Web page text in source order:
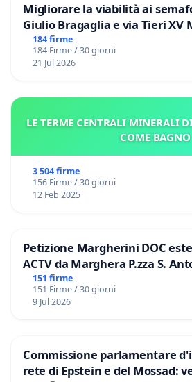
Migliorare la viabilità ai
Giulio Bragaglia e via Tieri XV
ROMA
184 firme
184 Firme / 30 giorni
21 Jul 2026
LE TERME CENTRALI MINERALI
COME BAGNO
3 504 firme
156 Firme / 30 giorni
12 Feb 2025
Petizione Margherini DOC
ACTV da Marghera P.zza S.
Marco Polo tariffa a € 1,50
151 firme
151 Firme / 30 giorni
9 Jul 2026
Commissione parlamentare
rete di Epstein e del Mossad: